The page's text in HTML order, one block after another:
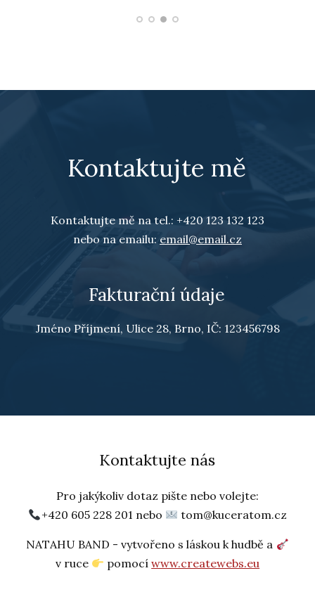
Kontaktujte mě
Kontaktujte mě na tel.: +420 123 132 123
nebo na emailu: email@email.cz
Fakturační údaje
Jméno Příjmení, Ulice 28, Brno, IČ: 123456798
Kontaktujte nás
Pro jakýkoliv dotaz pište nebo volejte:
+420 605 228 201 nebo
tom@kuceratom.cz
NATAHU BAND - vytvořeno s láskou k hudbě a
v ruce
pomocíwww.createwebs.eu